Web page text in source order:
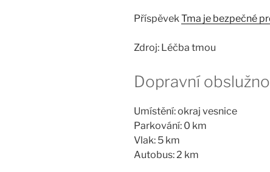
Příspěvek Tma je bezpečné
Zdroj: Léčba tmou
Dopravní
Umístění: okraj vesnice
Parkování: 0 km
Vlak: 5 km
Autobus: 2 km